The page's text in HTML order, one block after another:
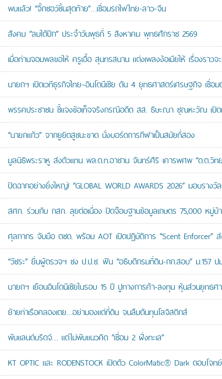
พบแล้ว! “จิ๊กซอว์ชิ้นสุดท้าย”…เชื่อมรถไฟไทย-ลาว-จีน
สังคม “ลมใต้ปีก” ประจำวันพุธที่ 5 สิงหาคม พุทธศักราช 2569
เมื่อท่านจอมพลขอให้ ครูเอื้อ สุนทรสนาน แต่งเพลงง้อเมียให้ เรื่องราวจะ
นายกฯ เปิดเวทีธุรกิจไทย–อินโดนีเซีย ดัน 4 ยุทธศาสตร์เศรษฐกิจ เ
พรรคประชาชน ชี้แจงข้อเท็จจริงกรณีอดีต สส. ธิษะณา ชุณหะวัณ เปิด
“นายกแก้ว” จากยูยิตสูชนะขาด นั่งบอร์ดการกีฬาเป็นสมัยที่สอง
มูลนิธิพระราหู ส่งตัวแทน พล.ต.ท.อาชาน จันทร์ศิริ เคารพศพ “ด.ต.วิท
ปิดฉากอย่างยิ่งใหญ่! “GLOBAL WORLD AWARDS 2026” มอบรา
สศก. ร่วมกับ กสก. ลุยต่อเนื่อง ปิดจ๊อบฐานข้อมูลเกษตร 75,000 หมู่
ศุลกากร จับมือ ตชด. พร้อม AOT เปิดปฏิบัติการ “Scent Enforcer”
“วัชระ” ยื่นผู้ตรวจฯ ชง ป.ป.ช. ฟัน “อธิบดีกรมที่ดิน-กก.สอบ” ม.157 ป
นายกฯ เยือนอินโดนีเซียในรอบ 15 ปี ปูทางการค้า-ลงทุน หุ้นส่วนยุทธศ
ย้ายท่าเรือคลองเตย…อย่ามองแต่ที่ดิน จนลืมต้นทุนโลจิสติกส์
พับแลนด์บริดจ์… แต่ไม่พับแนวคิด “เชื่อม 2 ฝั่งทะเล”
KT OPTIC และ RODENSTOCK เปิดตัว ColorMatic® Dark ตอบโจ